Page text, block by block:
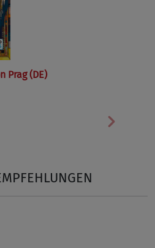
Prag (DE)